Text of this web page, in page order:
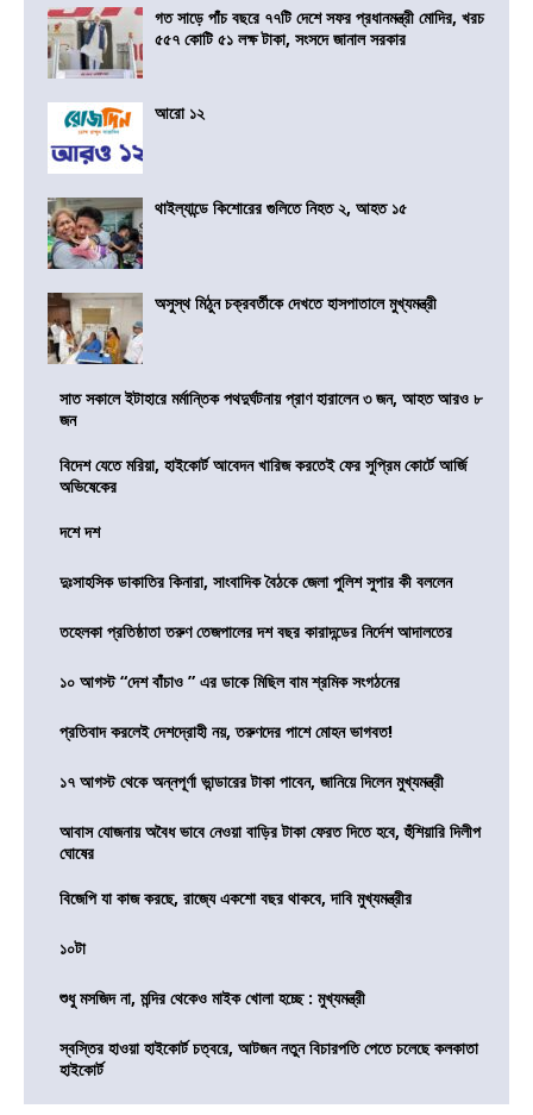
গত সাড়ে পাঁচ বছরে ৭৭টি দেশে সফর প্রধানমন্ত্রী মোদির, খরচ
৫৫৭ কোটি ৫১ লক্ষ টাকা, সংসদে জানাল সরকার
আরো ১২
থাইল্যান্ডে কিশোরের গুলিতে নিহত ২, আহত ১৫
অসুস্থ মিঠুন চক্রবর্তীকে দেখতে হাসপাতালে মুখ্যমন্ত্রী
সাত সকালে ইটাহারে মর্মান্তিক পথদুর্ঘটনায় প্রাণ হারালেন ৩ জন, আহত আরও ৮
জন
বিদেশ যেতে মরিয়া, হাইকোর্ট আবেদন খারিজ করতেই ফের সুপ্রিম কোর্টে আর্জি
অভিষেকের
দশে দশ
দুঃসাহসিক ডাকাতির কিনারা, সাংবাদিক বৈঠকে জেলা পুলিশ সুপার কী বললেন
তহেলকা প্রতিষ্ঠাতা তরুণ তেজপালের দশ বছর কারাদন্ডের নির্দেশ আদালতের
১০ আগস্ট “দেশ বাঁচাও ” এর ডাকে মিছিল বাম শ্রমিক সংগঠনের
প্রতিবাদ করলেই দেশদ্রোহী নয়, তরুণদের পাশে মোহন ভাগবত!
১৭ আগস্ট থেকে অন্নপূর্ণা ভান্ডারের টাকা পাবেন, জানিয়ে দিলেন মুখ্যমন্ত্রী
আবাস যোজনায় অবৈধ ভাবে নেওয়া বাড়ির টাকা ফেরত দিতে হবে, হুঁশিয়ারি দিলীপ
ঘোষের
বিজেপি যা কাজ করছে, রাজ্যে একশো বছর থাকবে, দাবি মুখ্যমন্ত্রীর
১০টা
শুধু মসজিদ না, মন্দির থেকেও মাইক খোলা হচ্ছে : মুখ্যমন্ত্রী
স্বস্তির হাওয়া হাইকোর্ট চত্বরে, আটজন নতুন বিচারপতি পেতে চলেছে কলকাতা
হাইকোর্ট